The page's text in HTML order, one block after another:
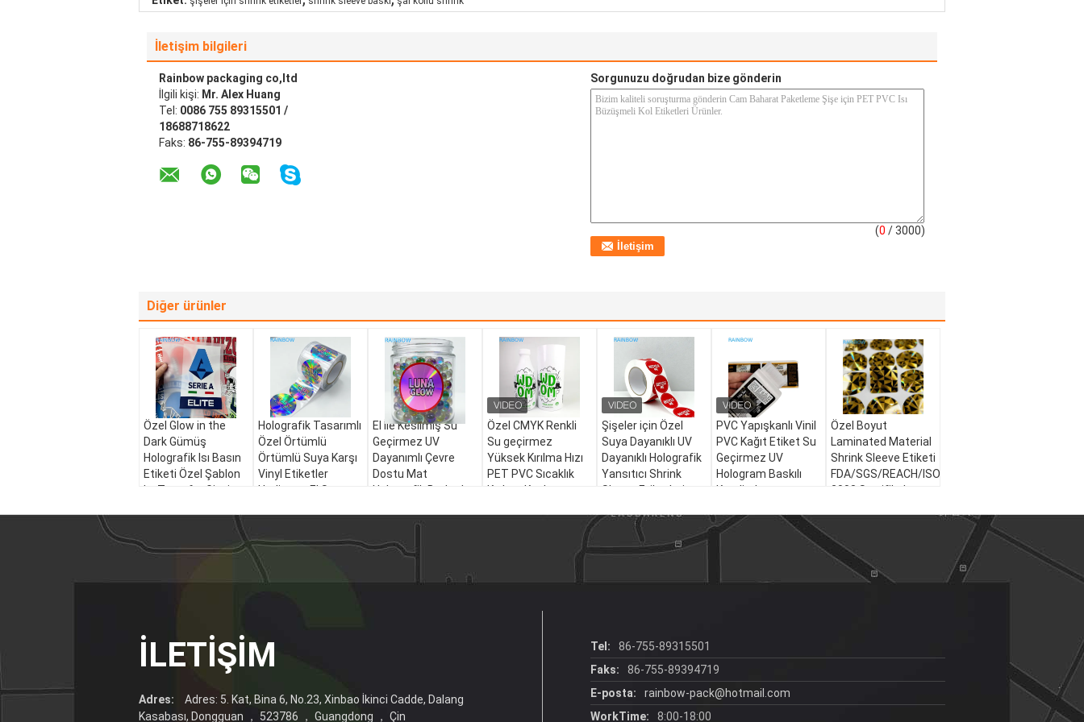
İletişim bilgileri
Rainbow packaging co,ltd
İlgili kişi: Mr. Alex Huang
Tel: 0086 755 89315501 /
18688718622
Faks: 86-755-89394719
Sorgunuzu doğrudan bize gönderin
(0 / 3000)
Diğer ürünler
Özel Glow in the
Dark Gümüş
Holografik Isı Basın
Etiketi Özel Şablon
Isı Transfer Giysi
Holografik Tasarımlı
Özel Örtümlü
Örtümlü Suya Karşı
Vinyl Etiketler
Hediye ve El Sanatı
El İle Kesilmiş Su
Geçirmez UV
Dayanımlı Çevre
Dostu Mat
Holografik Barkod
Etiketler El Sanatları
Endüstriyel İçin
Özel CMYK Renkli
Su geçirmez
Yüksek Kırılma Hızı
PET PVC Sıcaklık
Kırılma Kaplama
Şişeler için Özel
Suya Dayanıklı UV
Dayanıklı Holografik
Yansıtıcı Shrink
Sleeve Etiketleri
PVC Yapışkanlı Vinil
PVC Kağıt Etiket Su
Geçirmez UV
Hologram Baskılı
Kendinden
Etiket Ambalaj
Özel Boyut
Laminated Material
Shrink Sleeve Etiketi
FDA/SGS/REACH/ISO9001:
2008 Sertifikalı
İLETIŞIM
Adres:
Adres: 5. Kat, Bina 6, No.23, Xinbao İkinci Cadde, Dalang
Kasabası, Dongguan ， 523786 ， Guangdong ， Çin
Tel:
86-755-89315501
Faks:
86-755-89394719
E-posta:
rainbow-pack@hotmail.com
WorkTime:
8:00-18:00